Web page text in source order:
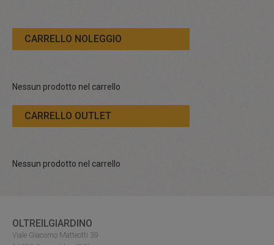
CARRELLO NOLEGGIO
Nessun prodotto nel carrello
CARRELLO OUTLET
Nessun prodotto nel carrello
OLTREILGIARDINO
Viale Giacomo Matteotti 39